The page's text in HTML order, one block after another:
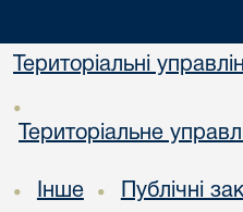
Територіальні
•
Територіальне
• Інше • Публічні